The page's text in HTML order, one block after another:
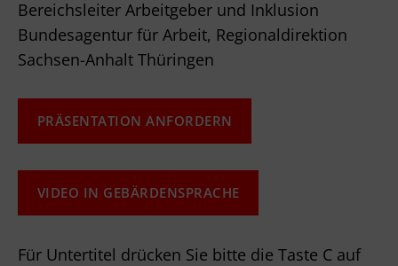
Bereichsleiter Arbeitgeber und Inklusion
Bundesagentur für Arbeit, Regionaldirektion
Sachsen-Anhalt Thüringen
PRÄSENTATION ANFORDERN
VIDEO IN GEBÄRDENSPRACHE
Für Untertitel drücken Sie bitte die Taste C auf